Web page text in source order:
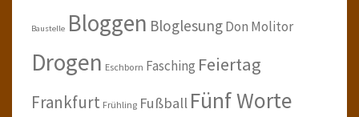
Baustelle Bloggen BloglesungDon Molitor
Drogen Eschborn Fasching Feiertag
Frankfurt Frühling Fußball Fünf Worte